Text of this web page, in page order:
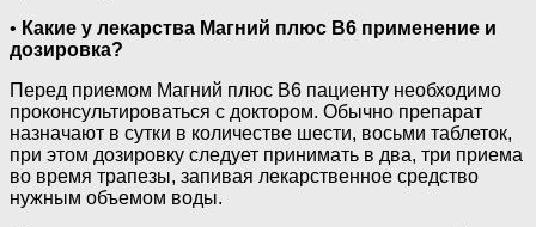
• Какие у лекарства Магний плюс В6 применение и
дозировка?
Перед приемом Магний плюс В6 пациенту необходимо
проконсультироваться с доктором. Обычно препарат
назначают в сутки в количестве шести, восьми таблеток,
при этом дозировку следует принимать в два, три приема
во время трапезы, запивая лекарственное средство
нужным объемом воды.